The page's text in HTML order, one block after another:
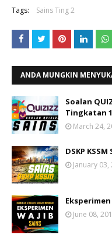
Tags: Sains Ting 2
ANDA MUNGKIN
Soalan
Tingkatan
March 24,
DSKP
January 03,
Eksperimen
June 08,